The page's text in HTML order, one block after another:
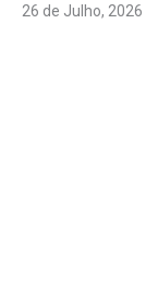
26 de Julho, 2026